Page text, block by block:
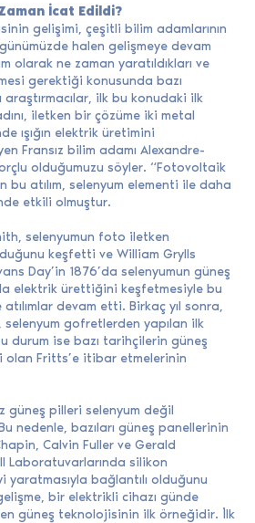
İcat Edildi?
gelişimi, çeşitli bilim adamlarının
halen gelişmeye devam
olarak ne zaman yaratıldıkları ve
gerektiği konusunda bazı
araştırmacılar, ilk bu konudaki ilk
iletken bir çözüme iki metal
ışığın elektrik üretimini
Fransız bilim adamı Alexandre-
olduğumuzu söyler. “Fotovoltaik
bu atılım, selenyum elementi ile daha
etkili olmuştur.
selenyumun foto iletken
keşfetti ve William Grylls
Day’in 1876’da selenyumun güneş
elektrik ürettiğini keşfetmesiyle bu
devam etti. Birkaç yıl sonra,
selenyum gofretlerden yapılan ilk
durum ise bazı tarihçilerin güneş
olan Fritts’e itibar etmelerinin
güneş pilleri selenyum değil
nedenle, bazıları güneş panellerinin
Calvin Fuller ve Gerald
Laboratuvarlarında silikon
bağlantılı olduğunu
bir elektrikli cihazı günde
güneş teknolojisinin ilk örneğidir. İlk